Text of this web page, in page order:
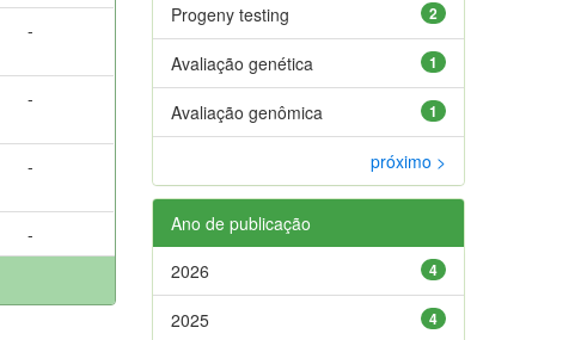
-
-
-
-
2
Progeny testing
1
Avaliação genética
1
Avaliação genômica
próximo >
Ano de publicação
4
2026
4
2025